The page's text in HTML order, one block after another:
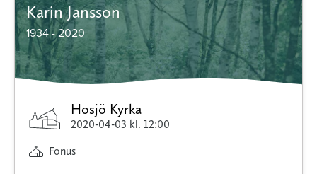
Karin Jansson
1934 - 2020
Hosjö Kyrka
2020-04-03 kl. 12:00
Fonus